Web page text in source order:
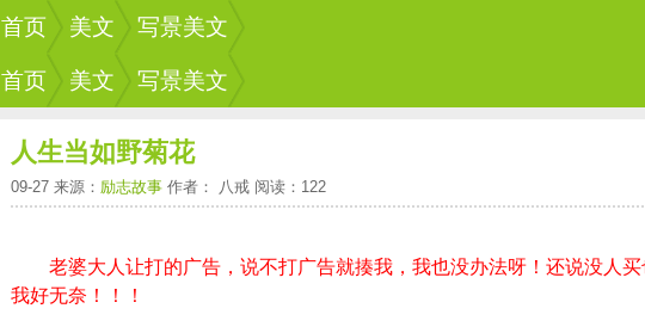
首页 美文 写景美文
首页 美文 写景美文
人生当如野菊花
09-27 来源： 励志故事作者： 八戒 阅读：122
老婆大人让打的广告，说不打广告就揍我，我也没办法呀！还说没人
我好无奈！！！